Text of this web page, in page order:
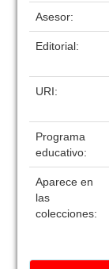
Asesor:
Editorial:
URI:
Programa
educativo:
Aparece en
las
colecciones: